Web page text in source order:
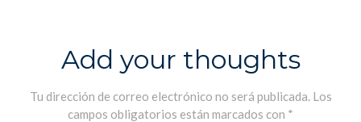
la escalada en
clase de GS
Add your thoughts
Tu dirección de correo electrónico no será publicada. Los
campos obligatorios están marcados con *